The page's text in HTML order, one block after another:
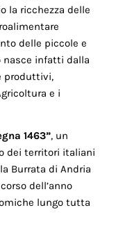
la ricchezza delle
delle piccole e
nasce infatti dalla
produttivi,
e i
1463”, un
dei territori italiani
Burrata di Andria
dell’anno
lungo tutta